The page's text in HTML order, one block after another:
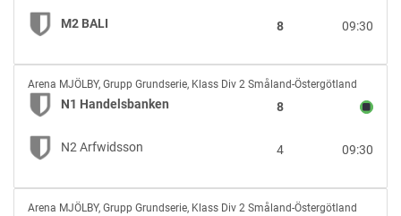
M2
BALI
M2 BALI 09:30
8
N1
Handelsbanken
vs
N2
Arfwidsson
Arena MJÖLBY, Grupp Grundserie, Klass Div 2 Småland-Östergötland
N1 Handelsbanken 8
N2 Arfwidsson 09:30
4
N1
Arena MJÖLBY, Grupp Grundserie, Klass Div 2 Småland-Östergötland